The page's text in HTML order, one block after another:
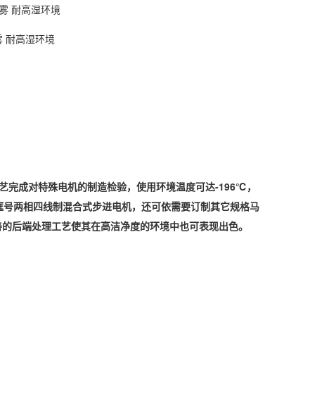
耐高湿环境
完成对特殊电机的制造检验，使用环境温度可达-196℃，
两相四线制混合式步进电机，还可依需要订制其它规格马
后端处理工艺使其在高洁净度的环境中也可表现出色。